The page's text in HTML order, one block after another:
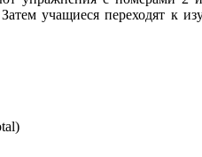
учащиеся переходят к